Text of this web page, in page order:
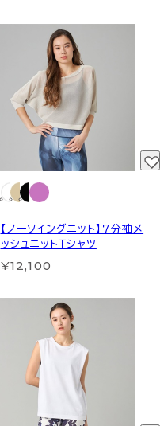
【ノーソイングニット】７分袖メ
ッシュニットＴシャツ
¥12,100